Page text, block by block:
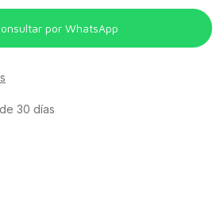
por WhatsApp
30 días